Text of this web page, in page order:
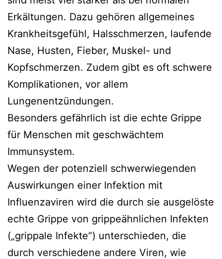
Erkältungen. Dazu gehören allgemeines
Krankheitsgefühl, Halsschmerzen, laufende
Nase, Husten, Fieber, Muskel- und
Kopfschmerzen. Zudem gibt es oft schwere
Komplikationen, vor allem
Lungenentzündungen.
Besonders gefährlich ist die echte Grippe
für Menschen mit geschwächtem
Immunsystem.
Wegen der potenziell schwerwiegenden
Auswirkungen einer Infektion mit
Influenzaviren wird die durch sie ausgelöste
echte Grippe von grippeähnlichen Infekten
(„grippale Infekte“) unterschieden, die
durch verschiedene andere Viren, wie